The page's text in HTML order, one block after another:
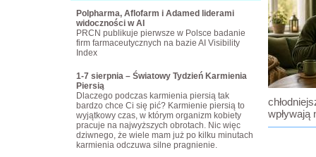
wpływają
Polpharma, Aflofarm i Adamed liderami
widoczności w AI
PRCN publikuje pierwsze w Polsce badanie
firm farmaceutycznych na bazie AI Visibility
Index
1-7 sierpnia – Światowy Tydzień Karmienia
Piersią
Dlaczego podczas karmienia piersią tak
bardzo chce Ci się pić? Karmienie piersią to
wyjątkowy czas, w którym organizm kobiety
pracuje na najwyższych obrotach. Nic więc
dziwnego, że wiele mam już po kilku minutach
karmienia odczuwa silne pragnienie.